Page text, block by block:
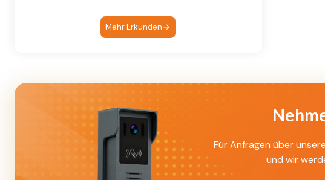
Mehr Erkunden
Für Anfragen über
und wir